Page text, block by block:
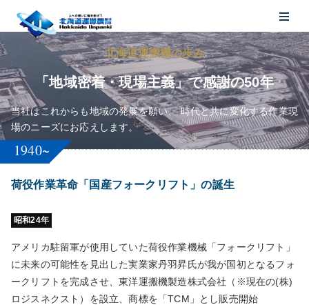
北海道運搬機の歩み
「地域密着・現場主義」で感謝の50年
当社はこれからも地域の発展を願い、時代と共に変化する作業現
場のニーズにお応えします。
1940~
荷役作業革命「国産フォークリフト」の誕生
昭和24年
アメリカ駐留軍が使用していた荷役作業機械「フォークリフト」
に未来の可能性を見出した実業家丹羽昇氏が我が国初となるフォ
ークリフトを完成させ、東洋運搬機製造株式会社（※現在の(株)
ロジスネクスト）を設立、商標を「TCM」とし販売開始